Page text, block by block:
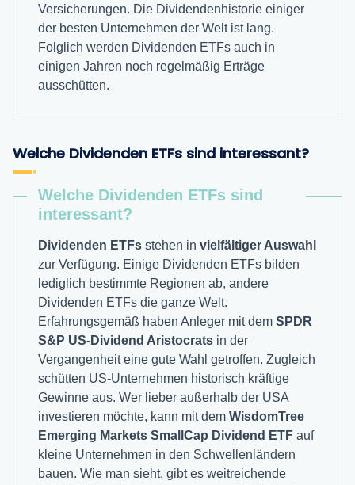
Versicherungen. Die Dividendenhistorie einiger
der besten Unternehmen der Welt ist lang.
Folglich werden Dividenden ETFs auch in
einigen Jahren noch regelmäßig Erträge
ausschütten.
Welche Dividenden ETFs sind interessant?
Welche Dividenden ETFs sind
interessant?
Dividenden ETFsstehen in vielfältiger Auswahl
zur Verfügung. Einige Dividenden ETFs bilden
lediglich bestimmte Regionen ab, andere
Dividenden ETFs die ganze Welt.
Erfahrungsgemäß haben Anleger mit dem SPDR
S&P US-Dividend Aristocrats in der
Vergangenheit eine gute Wahl getroffen. Zugleich
schütten US-Unternehmen historisch kräftige
Gewinne aus. Wer lieber außerhalb der USA
investieren möchte, kann mit dem WisdomTree
Emerging Markets SmallCap Dividend ETFauf
kleine Unternehmen in den Schwellenländern
bauen. Wie man sieht, gibt es weitreichende